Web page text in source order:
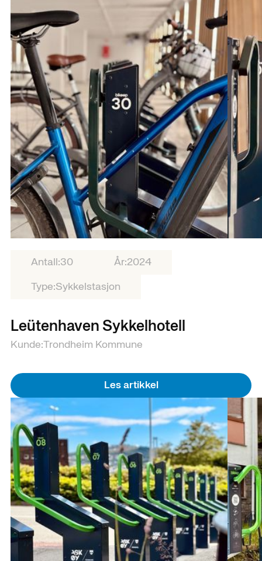
Antall:30 År:2024
Type:Sykkelstasjon
Leütenhaven Sykkelhotell
Kunde:Trondheim Kommune
Les artikkel